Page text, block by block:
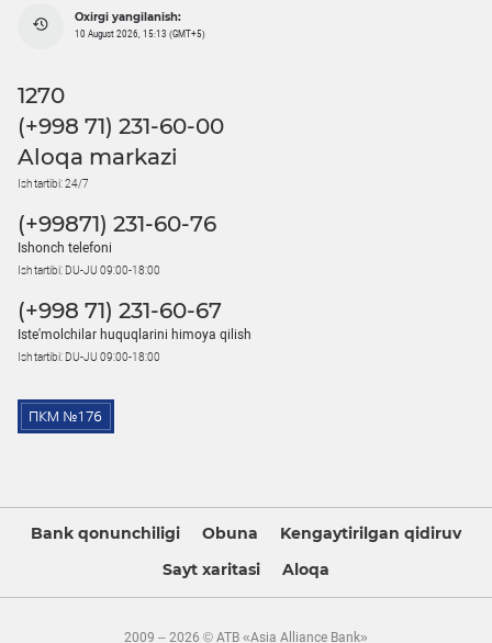
Oxirgi yangilanish:
10 August 2026, 15:13 (GMT+5)
1270
(+998 71) 231-60-00
Aloqa markazi
Ish tartibi: 24/7
(+99871) 231-60-76
Ishonch telefoni
Ish tartibi: DU-JU 09:00-18:00
(+998 71) 231-60-67
Iste'molchilar huquqlarini himoya qilish
Ish tartibi: DU-JU 09:00-18:00
Bank qonunchiligi Obuna
Kengaytirilgan qidiruv
Sayt xaritasi
Aloqa
2009 – 2026 © ATB «Asia Alliance Bank»